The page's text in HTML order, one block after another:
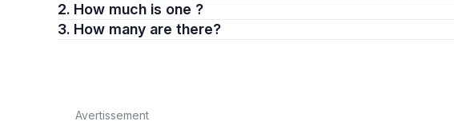
2. How much is one ?
3. How many are there?
Avertissement